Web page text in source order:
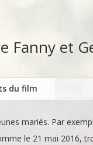
Fanny et
du film
mariés. Par
le 21 mai 2016,